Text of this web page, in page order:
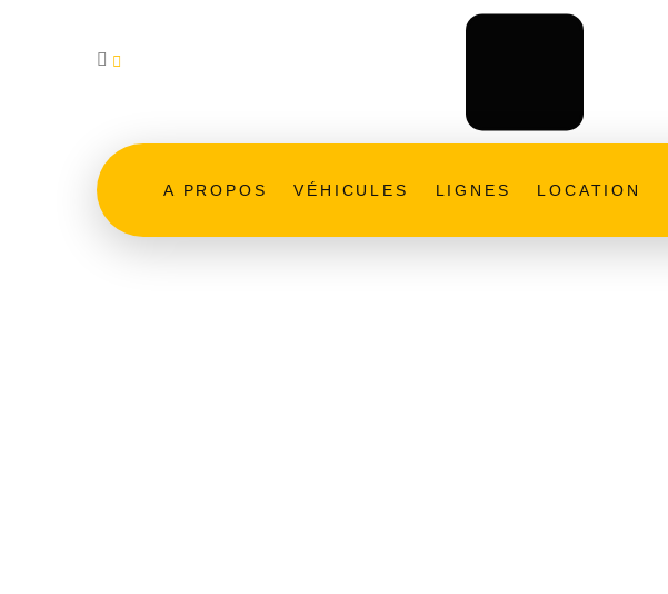
A PROPOS VÉHICULES LIGNES LOCATION